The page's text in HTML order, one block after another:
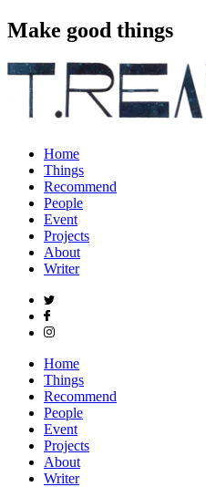
Make good things
Home
Things
Recommend
People
Event
Projects
About
Writer
Home
Things
Recommend
People
Event
Projects
About
Writer